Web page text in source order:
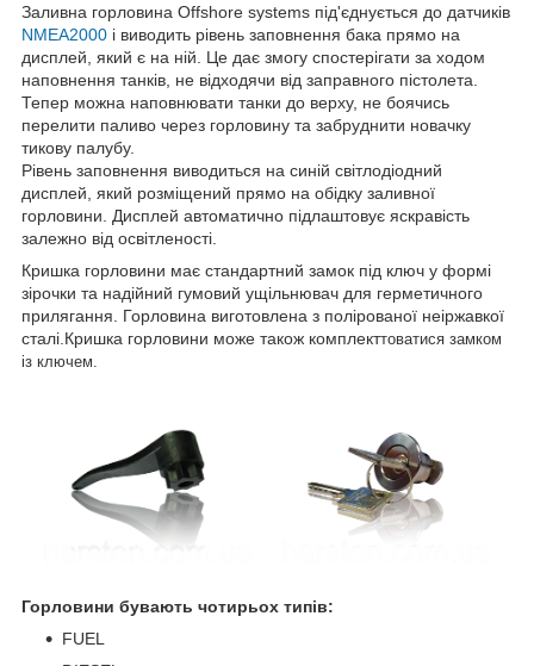
Заливна горловина Offshore systems під'єднується до датчиків
NMEA2000 і виводить рівень заповнення бака прямо на
дисплей, який є на ній. Це дає змогу спостерігати за ходом
наповнення танків, не відходячи від заправного пістолета.
Тепер можна наповнювати танки до верху, не боячись
перелити паливо через горловину та забруднити новачку
тикову палубу.
Рівень заповнення виводиться на синій світлодіодний
дисплей, який розміщений прямо на обідку заливної
горловини. Дисплей автоматично підлаштовує яскравість
залежно від освітленості.
Кришка горловини має стандартний замок під ключ у формі
зірочки та надійний гумовий ущільнювач для герметичного
прилягання. Горловина виготовлена з полірованої неіржавкої
сталі.Кришка горловини може також комплекттоватися замком
із ключем.
Горловини бувають чотирьох типів:
FUEL